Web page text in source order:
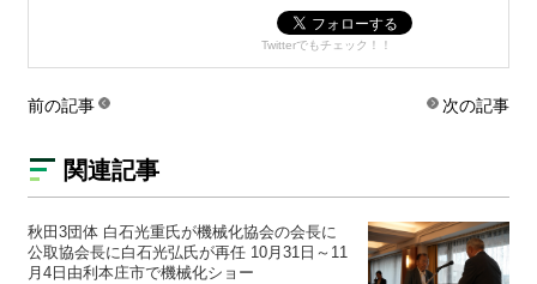
Twitterでもチェック！！
前の記事 次の記事
関連記事
秋田3団体 白石光重氏が機械化協会の会長に
公取協会長に白石光弘氏が再任 10月31日～11
月4日由利本庄市で機械化ショー